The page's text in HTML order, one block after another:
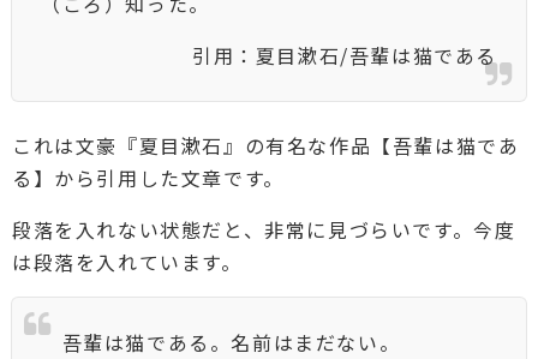
引用：夏目漱石/吾輩は猫である
これは文豪『夏目漱石』の有名な作品【吾輩は猫であ
る】から引用した文章です。
段落を入れない状態だと、非常に見づらいです。今度
は段落を入れています。
吾輩は猫である。名前はまだない。